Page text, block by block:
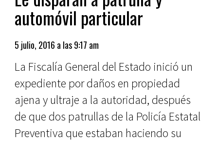
automóvil particular
5 julio, 2016 a las 9:17 am
La Fiscalía General del Estado inició un
expediente por daños en propiedad
ajena y ultraje a la autoridad, después
de que dos patrullas de la Policía Estatal
Preventiva que estaban haciendo su